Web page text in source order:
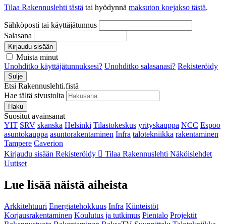
Tilaa Rakennuslehti tästä tai hyödynnä maksuton koejakso tästä.
Sähköposti tai käyttäjätunnus
Salasana
Kirjaudu sisään
Muista minut
Unohditko käyttäjätunnuksesi? Unohditko salasanasi? Rekisteröidy
Sulje
Etsi Rakennuslehti.fistä
Hae tältä sivustolta
Haku
Suositut avainsanat
YIT SRV skanska Helsinki Tilastokeskus yrityskauppa NCC Espoo
asuntokauppa asuntorakentaminen Infra talotekniikka rakentaminen
Tampere Caverion
Kirjaudu sisään Rekisteröidy Tilaa Rakennuslehti Näköislehdet
Uutiset
Lue lisää näistä aiheista
Arkkitehtuuri Energiatehokkuus Infra Kiinteistöt
Korjausrakentaminen Koulutus ja tutkimus Pientalo Projektit